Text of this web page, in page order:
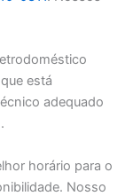
está
adequado
horário para o
Nosso